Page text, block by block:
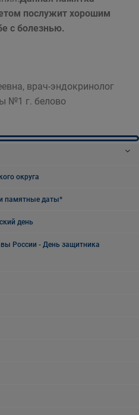
послужит хорошим
с болезнью.
врач-эндокринолог
№1 г. белово
округа
памятные даты*
день
России - День защитника